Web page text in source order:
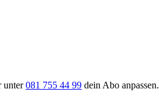
unter081 755 44 99 dein Abo anpassen.